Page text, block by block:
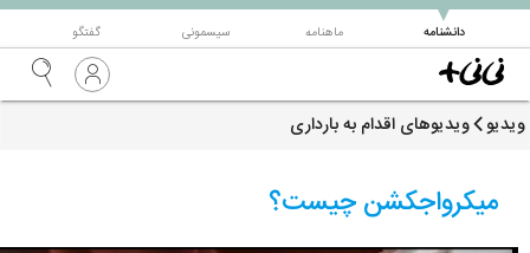
دانشنامه
▼ ماهنامه سیسمونی گفتگو
ویدیو ویدیوهای اقدام به بارداری
میکرواجکشن چیست؟